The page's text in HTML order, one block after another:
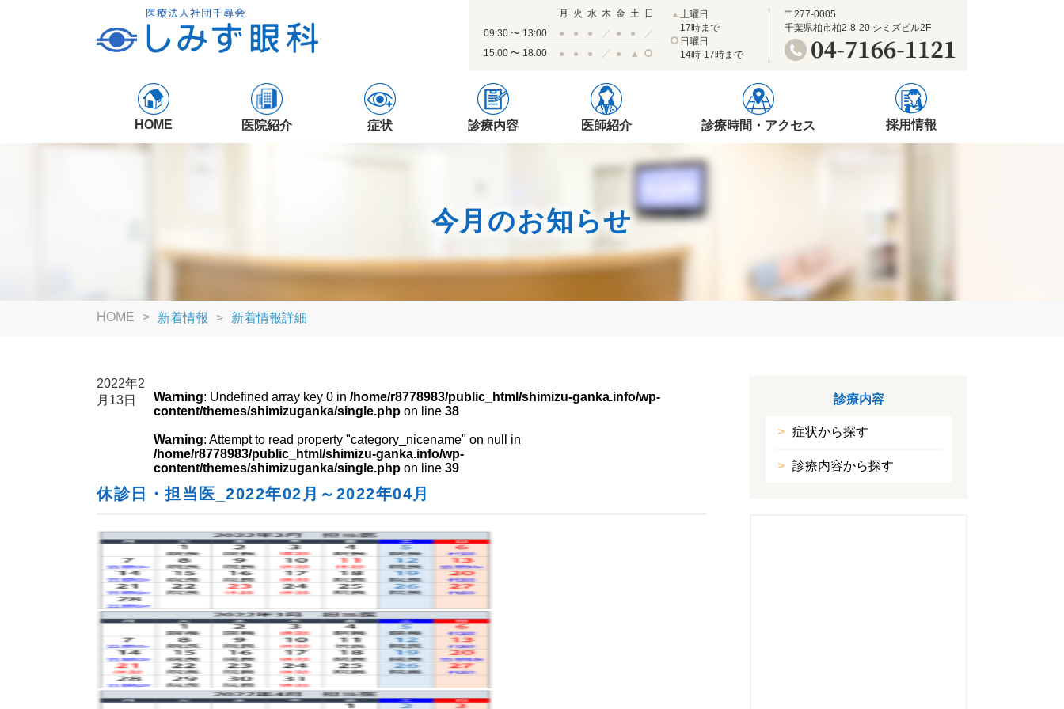
月 火 水 木 金 土
日
09:30 〜 13:00
● ● ● ／ ● ●
／
15:00 〜 18:00
● ● ● ／ ● ▲
▲ 土曜日
17時まで
日曜日
14時-17時まで
〒277-0005
千葉県柏市柏2-8-20 シミズビル2F
HOME 医院紹介 症状 診療内容 医師紹介 診療時間・アクセス 採用情報
今月のお知らせ
HOME 新着情報 新着情報詳細
2022年2
月13日
Warning: Undefined array key 0 in/home/r8778983/public_html/shimizu-ganka.info/wp-
content/themes/shimizuganka/single.php on line38
Warning: Attempt to read property "category_nicename" on null in
/home/r8778983/public_html/shimizu-ganka.info/wp-
content/themes/shimizuganka/single.php on line39
休診日・担当医_2022年02月～2022年04月
診療内容
症状から探す
診療内容から探す